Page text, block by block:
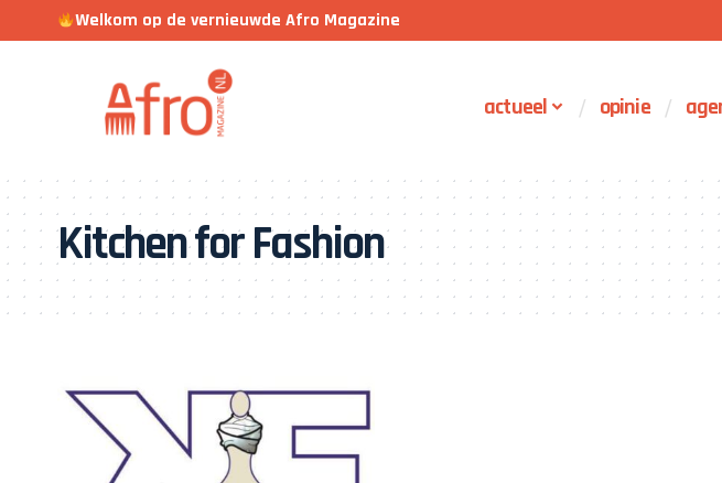
Welkom op de vernieuwde Afro Magazine
actueel opinie
Kitchen for Fashion